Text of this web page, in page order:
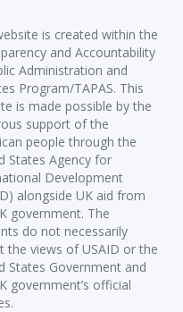
is created within the
and Accountability
Administration and
Program/TAPAS. This
is made possible by the
support of the
people through the
States Agency for
Development
alongside UK aid from
government. The
do not necessarily
the views of USAID or the
States Government and
government’s official